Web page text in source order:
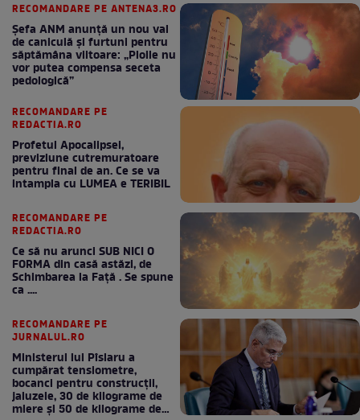
RECOMANDARE PE ANTENA3.RO
Șefa ANM anunță un nou val
de caniculă și furtuni pentru
săptămâna viitoare: „Ploile nu
vor putea compensa seceta
pedologică”
RECOMANDARE PE
REDACTIA.RO
Profetul Apocalipsei,
previziune cutremuratoare
pentru final de an. Ce se va
intampla cu LUMEA e TERIBIL
RECOMANDARE PE
REDACTIA.RO
Ce să nu arunci SUB NICI O
FORMA din casă astăzi, de
Schimbarea la Față . Se spune
ca ....
RECOMANDARE PE
JURNALUL.RO
Ministerul lui Pîslaru a
cumpărat tensiometre,
bocanci pentru construcții,
jaluzele, 30 de kilograme de
miere și 50 de kilograme de